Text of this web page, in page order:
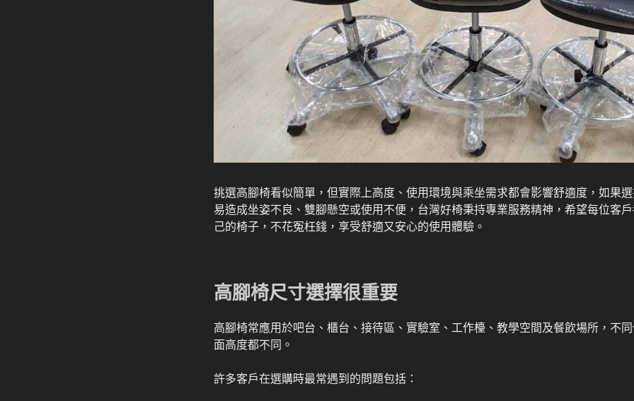
挑選高腳椅看似簡單，但實際上高度、使用環境與乘坐需求都會影響舒適度，如果
易造成坐姿不良、雙腳懸空或使用不便，台灣好椅秉持專業服務精神，希望每位客
己的椅子，不花冤枉錢，享受舒適又安心的使用體驗。
高腳椅尺寸選擇很重要
高腳椅常應用於吧台、櫃台、接待區、實驗室、工作檯、教學空間及餐飲場所，不
面高度都不同。
許多客戶在選購時最常遇到的問題包括：